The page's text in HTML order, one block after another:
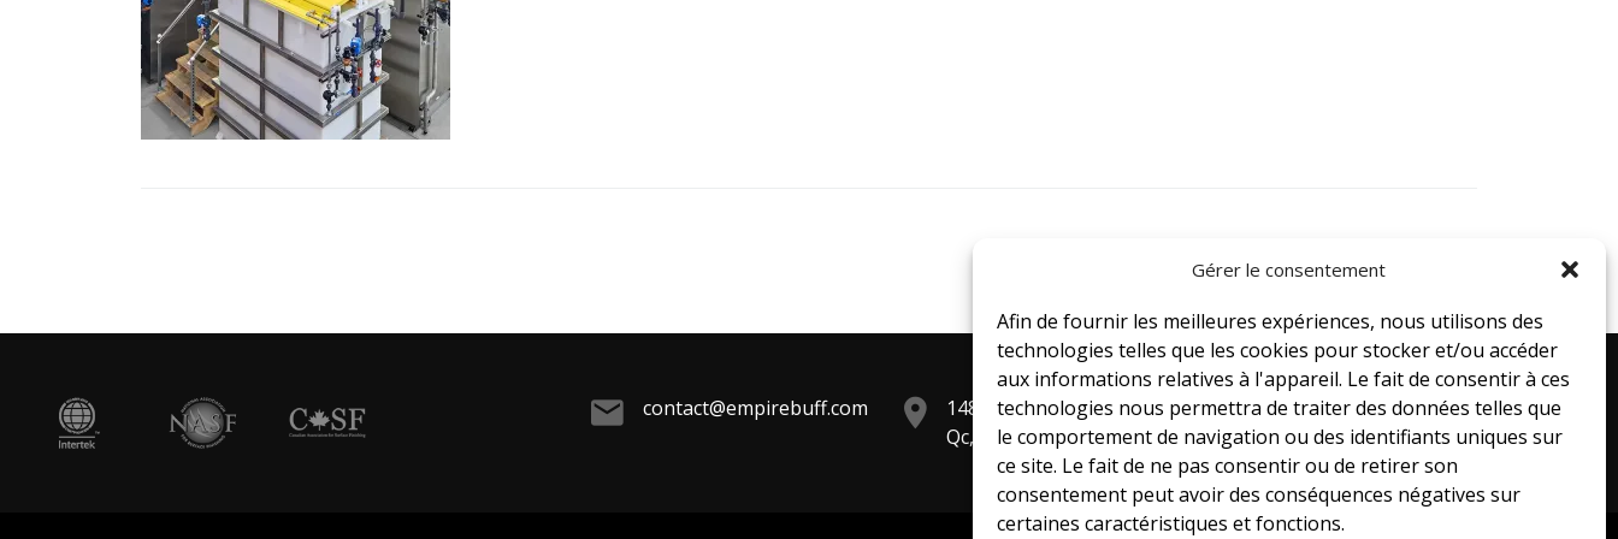
Gérer le consentement
Afin de fournir les meilleures expériences, nous utilisons des
technologies telles que les cookies pour stocker et/ou accéder
aux informations relatives à l'appareil. Le fait de consentir à ces
technologies nous permettra de traiter des données telles que
le comportement de navigation ou des identifiants uniques sur
ce site. Le fait de ne pas consentir ou de retirer son
consentement peut avoir des conséquences négatives sur
certaines caractéristiques et fonctions.
contact@empirebuff.com
1485 St-Elzéar Ouest, Laval,
Qc, H7L 3N6
1-800-663-2833